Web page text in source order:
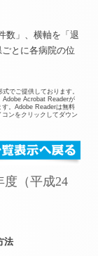
数」、横軸を「退
とに各病院の位
でご提供しております。
Adobe Acrobat Readerが
す。Adobe Readerは無料
ンをクリックしてダウン
度（平成24
法